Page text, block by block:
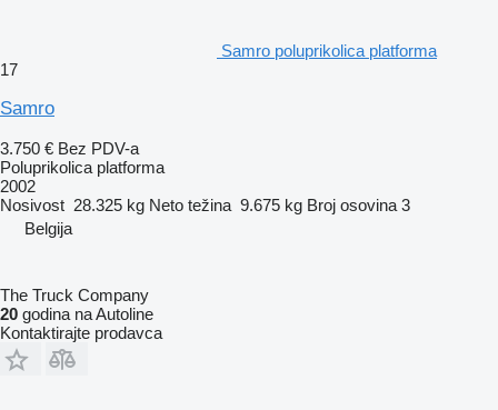
Samro poluprikolica platforma
17
Samro
3.750 € Bez PDV-a
Poluprikolica platforma
2002
Nosivost 28.325 kg Neto težina 9.675 kg Broj osovina 3
Belgija
The Truck Company
20 godina na Autoline
Kontaktirajte prodavca